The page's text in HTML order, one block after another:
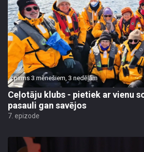
pirms 3 mēnešiem, 3 nedēļām
Ceļotāju klubs - pietiek ar vienu
pasauli gan savējos
7. epizode